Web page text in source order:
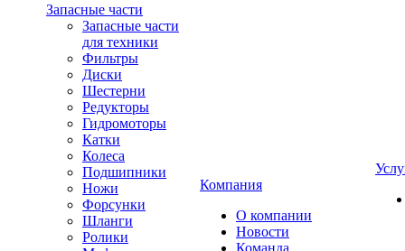
Запасные части
Запасные части
для техники
Фильтры
Диски
Шестерни
Редукторы
Гидромоторы
Катки
Колеса
Подшипники
Ножи
Форсунки
Шланги
Ролики
Компания
О компании
Новости
Команда